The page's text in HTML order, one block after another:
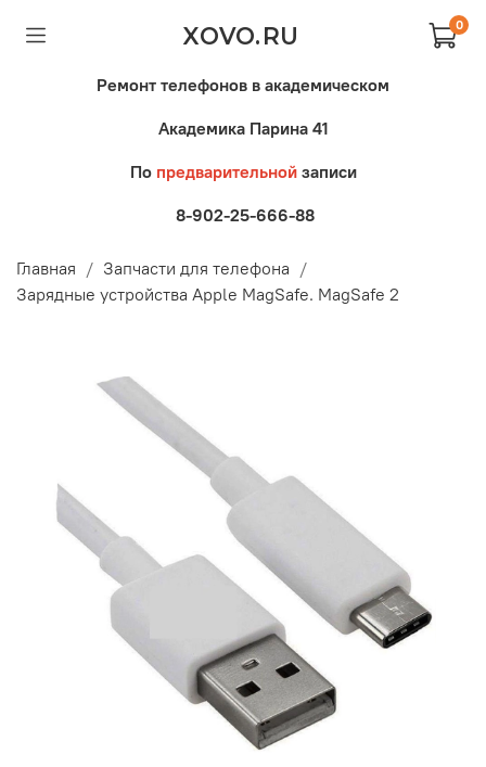
XOVO.RU 0
Ремонт телефонов в академическом
Академика Парина 41
По предварительнойзаписи
8-902-25-666-88
Главная
Запчасти для телефона
Зарядные устройства Apple MagSafe. MagSafe 2